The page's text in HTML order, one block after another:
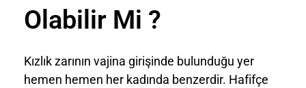
Olabilir Mi ?
Kızlık zarının vajina girişinde bulunduğu yer
hemen hemen her kadında benzerdir. Hafifçe